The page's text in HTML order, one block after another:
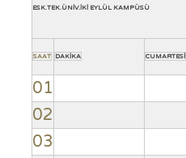
ESK.TEK.ÜNİV.İKİ EYLÜL KAMPÜSÜ
SAAT DAKİKA CUMARTESİ
01
02
03